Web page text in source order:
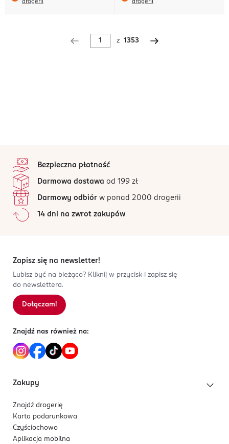
drogerii drogerii
z 1353
Bezpieczna płatność
Darmowa dostawa od 199 zł
Darmowy odbiór w ponad 2000 drogerii
14 dni na zwrot zakupów
Zapisz się na newsletter!
Lubisz być na bieżąco? Kliknij w przycisk i zapisz się
do newslettera.
Dołączam!
Znajdź nas również na:
Zakupy
Znajdź drogerię
Karta podarunkowa
Czyściochowo
Aplikacja mobilna